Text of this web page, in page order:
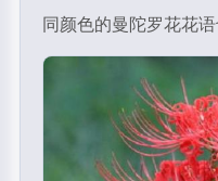
同颜色的曼陀罗花花